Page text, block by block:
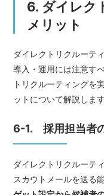
6. ダイレク
メリット
ダイレクトリクルーテ
導入・運用には注意す
トリクルーティングを
ットについて解説します
6-1. 採用担当者
ダイレクトリクルーテ
スカウトメールを送る